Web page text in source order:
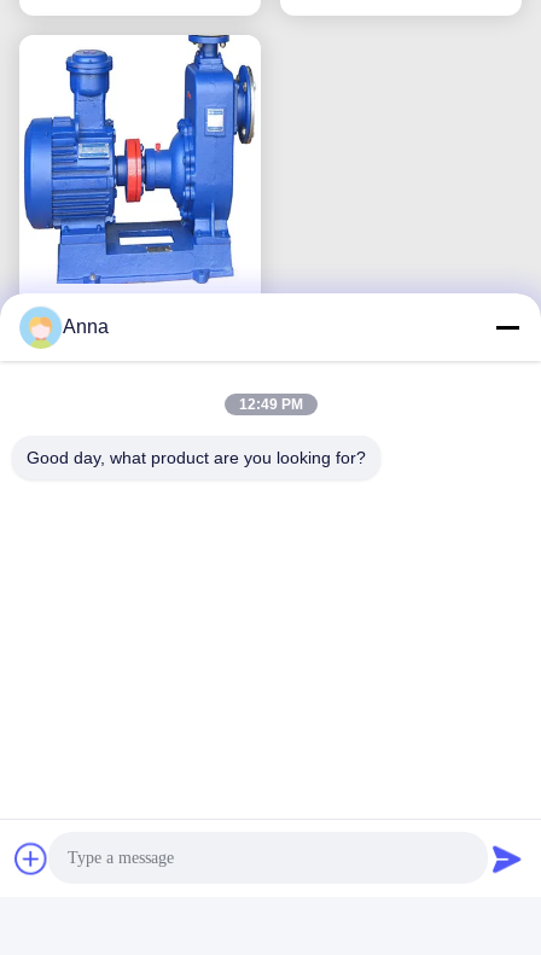
সিওয়াইজেড-এ ইলেকট্রিক সেলফ
প্রাইমিং সেন্ট্রিফিউগাল পাম্প সিঙ্গেল
স্টেজ ব্লু
08:00-17:00
Anna
12:49 PM
Good day, what product are you looking for?